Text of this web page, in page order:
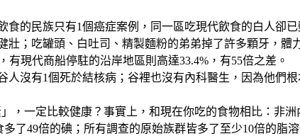
的民族只有1個癌症案例，同一區吃現代飲食的白人卻已
；吃罐頭、白吐司、精製麵粉的弟弟掉了許多顆牙，體
現代商船停駐的沿岸地區則高達33.4%，有55倍之差。
沒有1個死於結核病；谷裡也沒有內科醫生，因為他們根
，一定比較健康？事實上，和現在你吃的食物相比：非
了49倍的碘；所有調查的原始族群皆多了至少10倍的